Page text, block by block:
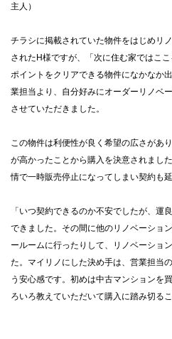
主人）
チラシに掲載されていた物件をはじめリ
されたH様ですが、「次に住む家ではこ
ポイントをクリアできる物件になかなか
業担当より、自分好みにオーダーリノベ
させていただきました。
この物件は利便性が良く希望の広さがあ
が高かったことから購入を決意されまし
情で一時販売停止になってしまい契約も延
「いつ契約できるのか不安でしたが、運
できました。その間に他のリノベーショ
ールームに行ったりして、リノベーショ
た。マイリノにした決め手は、営業担当
う安心感です。初めは中古マンションを
ろいろ教えていただいて購入に踏み切る